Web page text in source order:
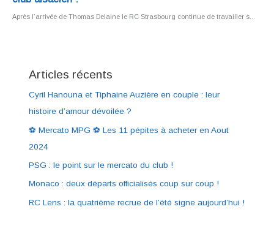
Articles récents
Cyril Hanouna et Tiphaine Auzière en couple : leur
histoire d’amour dévoilée ?
⚽ Mercato MPG ⚽ Les 11 pépites à acheter en Aout
2024
PSG : le point sur le mercato du club !
Monaco : deux départs officialisés coup sur coup !
RC Lens : la quatrième recrue de l’été signe aujourd’hui !